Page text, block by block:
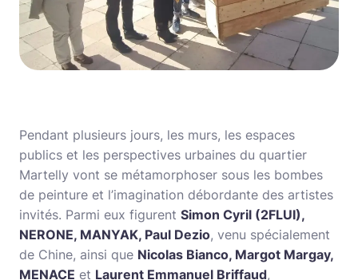
Pendant plusieurs jours, les murs, les espaces
publics et les perspectives urbaines du quartier
Martelly vont se métamorphoser sous les bombes
de peinture et l’imagination débordante des artistes
invités. Parmi eux figurent Simon Cyril (2FLUI),
NERONE, MANYAK, Paul Dezio, venu spécialement
de Chine, ainsi que Nicolas Bianco, Margot Margay,
MENACE et Laurent Emmanuel Briffaud,